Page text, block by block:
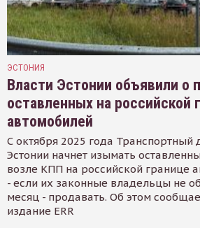
ЭСТОНИЯ
Власти Эстонии объявили о
оставленных на российской
автомобилей
С октября 2025 года Транспортный
Эстонии начнет изымать
возле КПП на российской границе
- если их законные владельцы не
месяц - продавать. Об этом
издание ERR